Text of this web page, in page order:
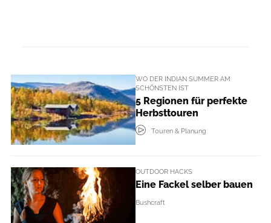
WO DER INDIAN SUMMER AM
SCHÖNSTEN IST
5 Regionen für ­perfekte
Herbsttouren
Touren & Planung
OUTDOOR HACKS
Eine Fackel selber bauen
Bushcraft